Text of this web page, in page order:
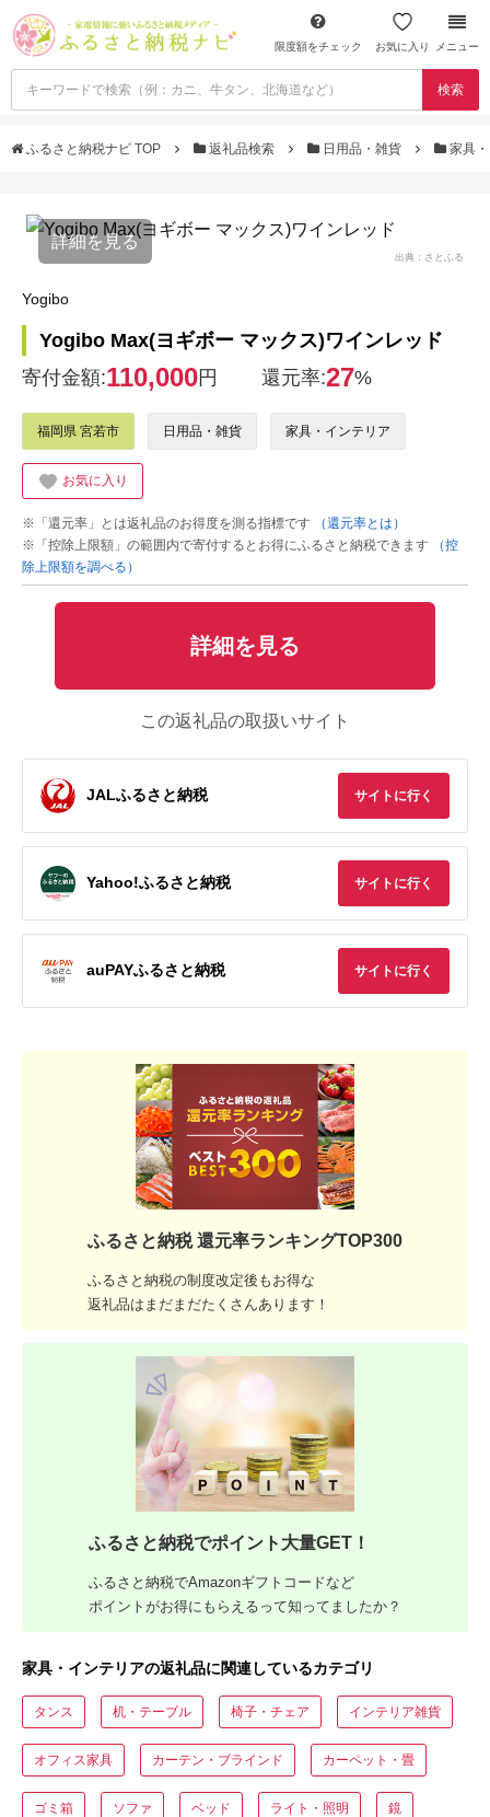
限度額をチェック お気に入り メニュー
検索
ふるさと納税ナビ TOP 返礼品検索 日用品・雑貨 家具
詳細を見る
出典：さとふる
Yogibo
Yogibo Max(ヨギボー マックス)ワインレッド
寄付金額:110,000円 還元率:27%
福岡県 宮若市 日用品・雑貨 家具・インテリア
お気に入り
※「還元率」とは返礼品のお得度を測る指標です
（還元率とは）
※「控除上限額」の範囲内で寄付するとお得にふるさと納税できます
（控
除上限額を調べる）
詳細を見る
この返礼品の取扱いサイト
JALふるさと納税 サイトに行く
Yahoo!ふるさと納税 サイトに行く
auPAYふるさと納税 サイトに行く
ふるさと納税 還元率ランキングTOP300
ふるさと納税の制度改定後もお得な
返礼品はまだまだたくさんあります！
ふるさと納税でポイント大量GET！
ふるさと納税でAmazonギフトコードなど
ポイントがお得にもらえるって知ってましたか？
家具・インテリアの返礼品に関連しているカテゴリ
タンス 机・テーブル 椅子・チェア インテリア雑貨
オフィス家具 カーテン・ブラインド カーペット・畳
ゴミ箱 ソファ ベッド ライト・照明 鏡